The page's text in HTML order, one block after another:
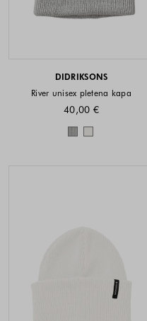
DIDRIKSONS
River unisex pletena kapa
40,00 €
Barve na voljo